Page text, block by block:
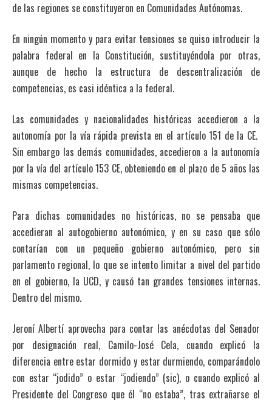
de las regiones se constituyeron en Comunidades Autónomas.
En ningún momento y para evitar tensiones se quiso introducir la
palabra federal en la Constitución, sustituyéndola por otras,
aunque de hecho la estructura de descentralización de
competencias, es casi idéntica a la federal.
Las comunidades y nacionalidades históricas accedieron a la
autonomía por la vía rápida prevista en el artículo 151 de la CE.
Sin embargo las demás comunidades, accedieron a la autonomía
por la vía del artículo 153 CE, obteniendo en el plazo de 5 años las
mismas competencias.
Para dichas comunidades no históricas, no se pensaba que
accedieran al autogobierno autonómico, y en su caso que sólo
contarían con un pequeño gobierno autonómico, pero sin
parlamento regional, lo que se intento limitar a nivel del partido
en el gobierno, la UCD, y causó tan grandes tensiones internas.
Dentro del mismo.
Jeroní Albertí aprovecha para contar las anécdotas del Senador
por designación real, Camilo-José Cela, cuando explicó la
diferencia entre estar dormido y estar durmiendo, comparándolo
con estar “jodido” o estar “jodiendo” (sic), o cuando explicó al
Presidente del Congreso que él “no estaba”, tras extrañarse el